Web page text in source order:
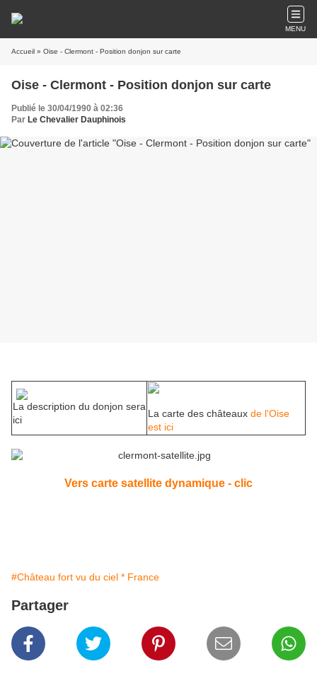
MENU
Accueil » Oise - Clermont - Position donjon sur carte
Oise - Clermont - Position donjon sur carte
Publié le 30/04/1990 à 02:36
Par Le Chevalier Dauphinois
La description du donjon sera
ici
La carte des châteaux de l'Oise
est ici
Vers carte satellite dynamique - clic
#Château fort vu du ciel * France
Partager